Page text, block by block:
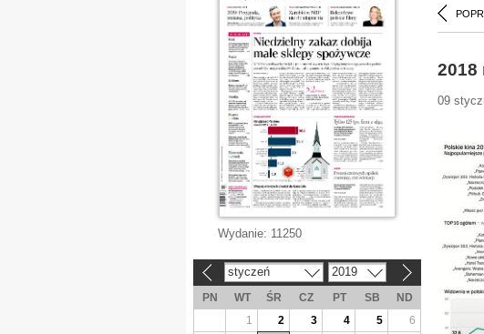
2018
09
Wydanie: 11250
styczeń 2019
PN WT ŚR CZ PT SB
ND
1
2 3 4 5
6